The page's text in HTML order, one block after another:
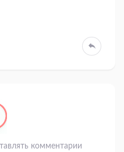
комментарии